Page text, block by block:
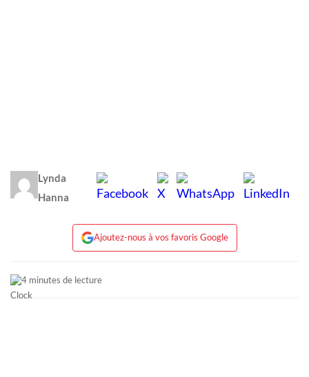
Lynda
Hanna
Ajoutez-nous à vos favoris Google
4 minutes de lecture